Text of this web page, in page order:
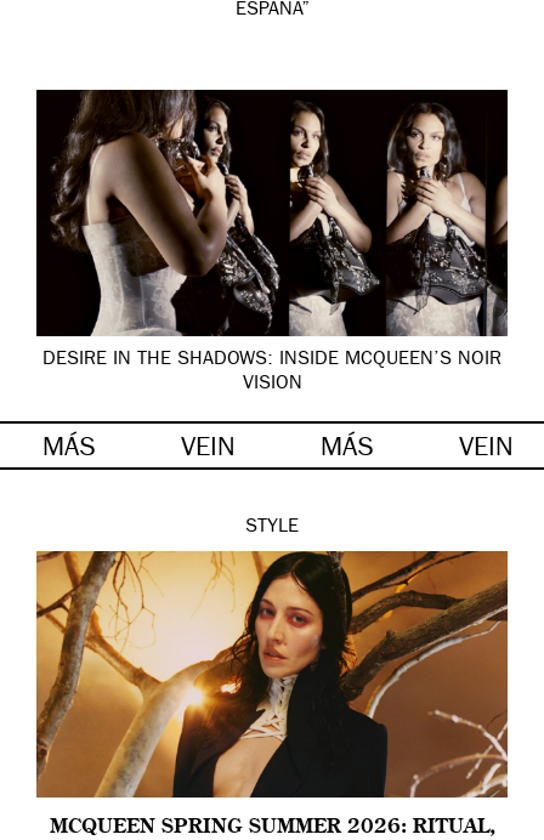
ESPAÑA”
DESIRE IN THE SHADOWS: INSIDE MCQUEEN’S NOIR
VISION
MÁS VEIN MÁS VEIN
STYLE
MCQUEEN SPRING SUMMER 2026: RITUAL,